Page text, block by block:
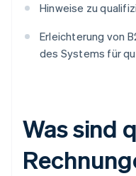
Hinweise zu
Erleichterung von
des Systems für
Was sind